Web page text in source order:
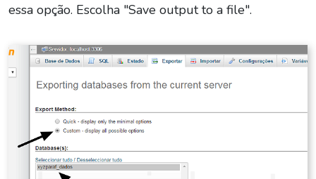
essa opção. Escolha "Save output to a file".